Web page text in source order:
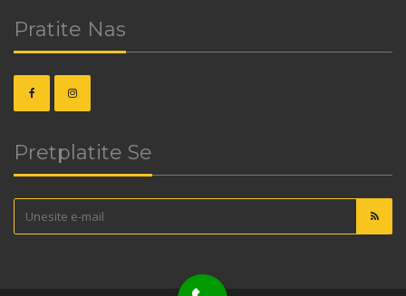
Pratite Nas
Pretplatite Se